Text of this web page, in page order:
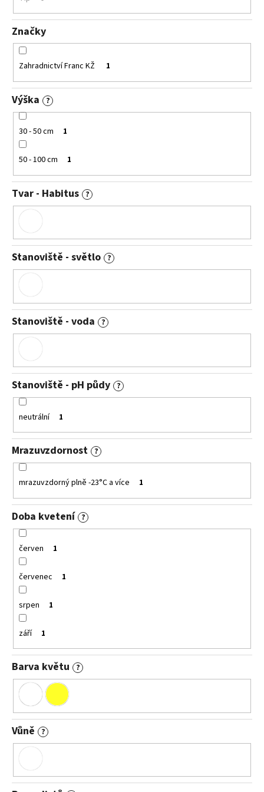
Značky
Zahradnictví Franc KŽ 1
Výška ?
30 - 50 cm 1
50 - 100 cm 1
Tvar - Habitus ?
Stanoviště - světlo ?
Stanoviště - voda ?
Stanoviště - pH půdy ?
neutrální 1
Mrazuvzdornost ?
mrazuvzdorný plně -23°C a více 1
Doba kvetení ?
červen 1
červenec 1
srpen 1
září 1
Barva květu ?
Vůně ?
u
j
e
m
CALLUNA
VULGARIS
SILVER
KNIGHT
VŘES
OBECNÝ
Kč